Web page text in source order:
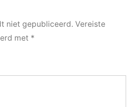
niet gepubliceerd. Vereiste
met *